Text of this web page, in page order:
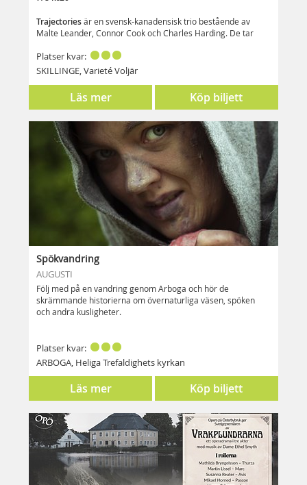
Trajectoriesär en svensk-kanadensisk trio bestående av
Malte Leander, Connor Cook och Charles Harding. De tar
fältinspelningar som varvas med sång och syntar. Vågskvalp
mot klipphällar, tjutande stormar, eller undervattensmiljöer -
ljudbilder som de samlat på sig under resor i Sverige,
Danmark, Finland och Kanada.
Gruppen intresserar sig för att hitta det som ljudmässigt
kännetecknar en plats - att samla, förvränga, modifiera och
därefter samspela med ljuden som bakgrund, som dirigent
sällsynt och sällsam upplevelse.
Platser kvar:
SKILLINGE, Varieté Voljär
Läs mer Köp biljett
Spökvandring
AUGUSTI
Följ med på en vandring genom Arboga och hör de
skrämmande historierna om övernaturliga väsen, spöken
och andra kusligheter.
Platser kvar:
ARBOGA, Heliga Trefaldighets kyrkan
Läs mer Köp biljett